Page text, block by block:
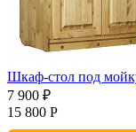
Шкаф-стол под
7 900 ₽
15 800 Р